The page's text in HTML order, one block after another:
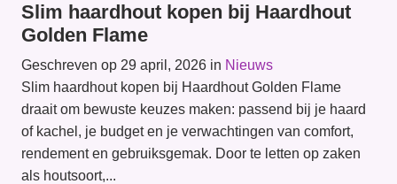
Slim haardhout kopen bij Haardhout
Golden Flame
Geschreven op 29 april, 2026 in Nieuws
Slim haardhout kopen bij Haardhout Golden Flame
draait om bewuste keuzes maken: passend bij je haard
of kachel, je budget en je verwachtingen van comfort,
rendement en gebruiksgemak. Door te letten op zaken
als houtsoort,...